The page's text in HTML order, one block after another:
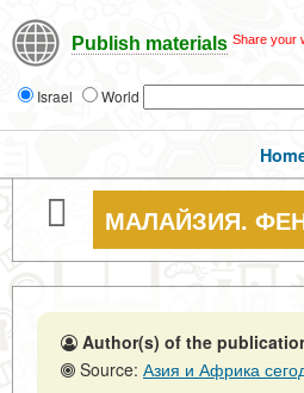
Publish materials Share your
Israel World
МАЛАЙЗИЯ.
Author(s) of the
Source: Азия и Африка